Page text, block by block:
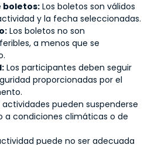
boletos: Los boletos son válidos
y la fecha seleccionadas.
Los boletos no son
a menos que se
Los participantes deben seguir
proporcionadas por el
actividades pueden suspenderse
condiciones climáticas o de
puede no ser adecuada